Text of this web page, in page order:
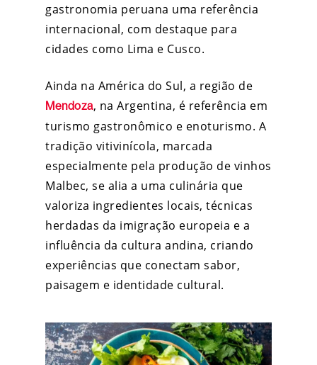
gastronomia peruana uma referência
internacional, com destaque para
cidades como Lima e Cusco.
Ainda na América do Sul, a região de
Mendoza, na Argentina, é referência em
turismo gastronômico e enoturismo. A
tradição vitivinícola, marcada
especialmente pela produção de vinhos
Malbec, se alia a uma culinária que
valoriza ingredientes locais, técnicas
herdadas da imigração europeia e a
influência da cultura andina, criando
experiências que conectam sabor,
paisagem e identidade cultural.